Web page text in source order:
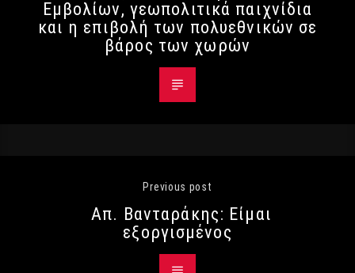
Εμβολίων, γεωπολιτικά παιχνίδια
και η επιβολή των πολυεθνικών σε
βάρος των χωρών
Previous post
Απ. Βανταράκης: Είμαι
εξοργισμένος